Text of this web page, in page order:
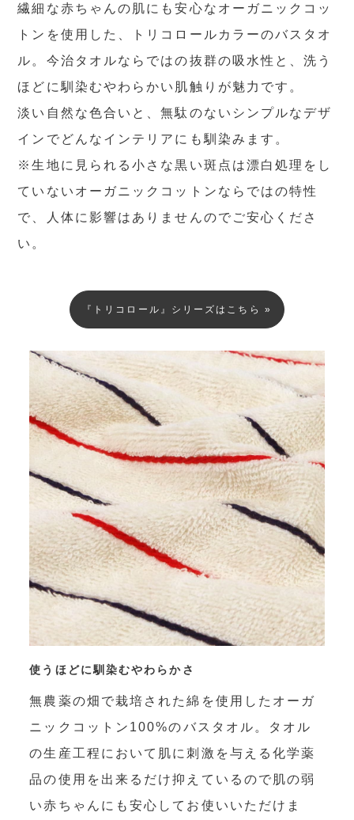
繊細な赤ちゃんの肌にも安心なオーガニックコッ
トンを使用した、トリコロールカラーのバスタオ
ル。今治タオルならではの抜群の吸水性と、洗う
ほどに馴染むやわらかい肌触りが魅力です。
淡い自然な色合いと、無駄のないシンプルなデザ
インでどんなインテリアにも馴染みます。
※生地に見られる小さな黒い斑点は漂白処理をし
ていないオーガニックコットンならではの特性
で、人体に影響はありませんのでご安心くださ
い。
『トリコロール』シリーズはこちら »
使うほどに馴染むやわらかさ
無農薬の畑で栽培された綿を使用したオーガ
ニックコットン100%のバスタオル。タオル
の生産工程において肌に刺激を与える化学薬
品の使用を出来るだけ抑えているので肌の弱
い赤ちゃんにも安心してお使いいただけま